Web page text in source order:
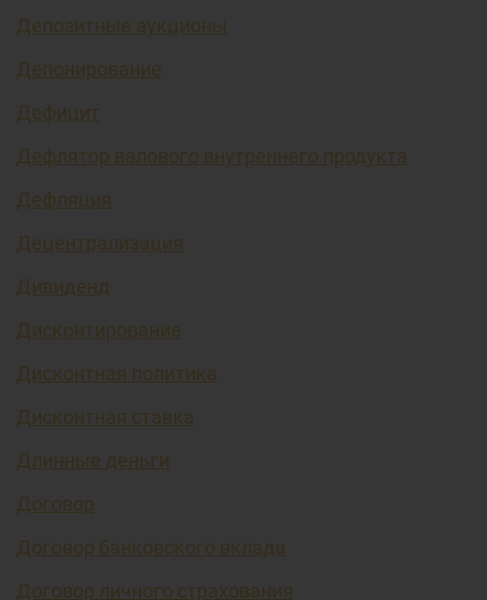
Депозитные аукционы
Депонирование
Дефицит
Дефлятор валового внутреннего продукта
Дефляция
Децентрализация
Дивиденд
Дисконтирование
Дисконтная политика
Дисконтная ставка
Длинные деньги
Договор
Договор банковского вклада
Договор личного страхования